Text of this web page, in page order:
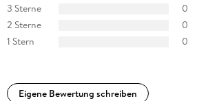
3 Sterne
0
2 Sterne
0
1 Stern
0
Eigene Bewertung schreiben